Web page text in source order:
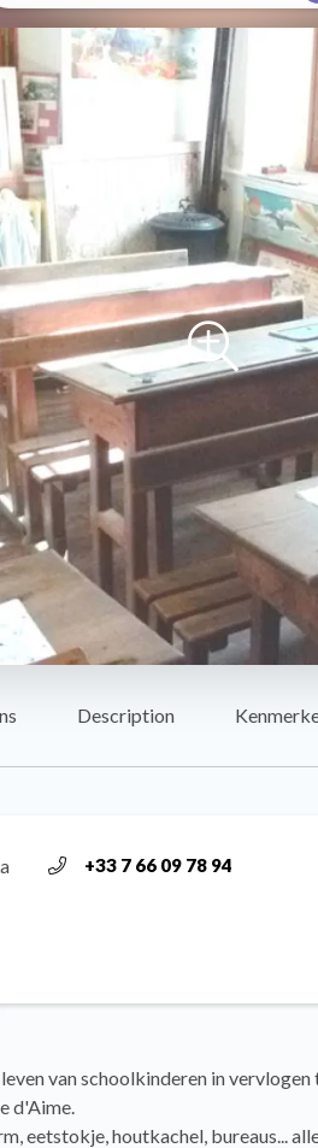
Description
+33 7 66 09 78 94
van schoolkinderen in vervlogen
d'Aime.
eetstokje, houtkachel, bureaus...